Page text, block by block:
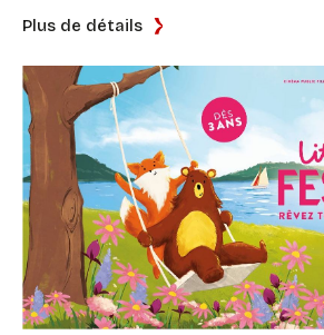
Plus de détails